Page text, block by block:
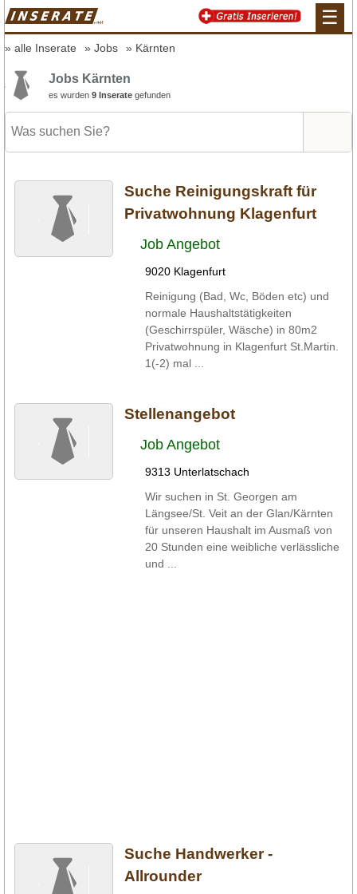
☰
alle Inserate Jobs Kärnten
Jobs Kärnten
es wurden 9 Inserate gefunden
Suche Reinigungskraft für
Privatwohnung Klagenfurt
Job Angebot
9020 Klagenfurt
Reinigung (Bad, Wc, Böden etc) und
normale Haushaltstätigkeiten
(Geschirrspüler, Wäsche) in 80m2
Privatwohnung in Klagenfurt St.Martin.
1(-2) mal ...
Stellenangebot
Job Angebot
9313 Unterlatschach
Wir suchen in St. Georgen am
Längsee/St. Veit an der Glan/Kärnten
für unseren Haushalt im Ausmaß von
20 Stunden eine weibliche verlässliche
und ...
Suche Handwerker -
Allrounder